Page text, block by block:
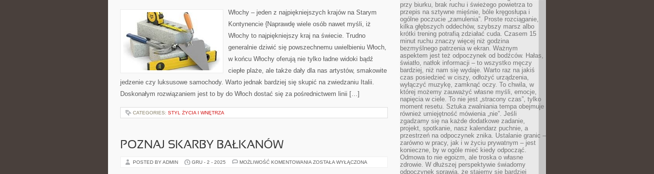
LATAĆ
DO
Włochy – jeden z najpiękniejszych krajów na Starym
Kontynencie {Naprawdę wiele osób nawet myśli, iż
Włochy to najpiękniejszy kraj na świecie. Trudno
generalnie dziwić się powszechnemu uwielbieniu Włoch,
w końcu Włochy oferują nie tylko ładne widoki bądź
ciepłe plaże, ale także dały dla nas artystów, smakowite
jedzenie czy luksusowe samochody. Warto jednak bardziej się skupić na zwiedzaniu Italii.
Doskonałym rozwiązaniem jest to by do Włoch dostać się za pośrednictwem linii […]
CATEGORIES: STYL ŻYCIA I WNĘTRZA
POZNAJ SKARBY BAŁKANÓW
POSTED BY ADMIN GRU - 2 - 2025 MOŻLIWOŚĆ KOMENTOWANIA POZNAJ
ZOSTAŁA WYŁĄCZONA
przy biurku, brak ruchu i świeżego powietrza to
przepis na sztywne mięśnie, bóle kręgosłupa i
ogólne poczucie „zamulenia”. Proste rozciąganie,
kilka głębszych oddechów, szybszy marsz albo
krótki trening potrafią zdziałać cuda. Czasem 15
minut ruchu znaczy więcej niż godzina
bezmyślnego patrzenia w ekran. Ważnym
aspektem jest też odpoczynek od bodźców. Hałas,
światło, natłok informacji – to wszystko męczy
bardziej, niż nam się wydaje. Warto raz na jakiś
czas posiedzieć w ciszy, odłożyć urządzenia,
wyłączyć muzykę, zamknąć oczy. To chwila, w
której możemy zauważyć własne myśli, emocje,
napięcia w ciele. To nie jest „stracony czas”, tylko
moment resetu. Sztuka zwalniania tempa obejmuje
również umiejętność mówienia „nie”. Jeśli
zgadzamy się na każde dodatkowe zadanie,
projekt, spotkanie, nasz kalendarz puchnie, a
przestrzeń na odpoczynek znika. Ustalanie granic –
zarówno w pracy, jak i w życiu prywatnym – jest
konieczne, by w ogóle mieć kiedy odpocząć.
Odmowa to nie egoizm, ale troska o własne
zdrowie. W dłuższej perspektywie świadomy
odpoczynek sprawia, że stajemy się bardziej